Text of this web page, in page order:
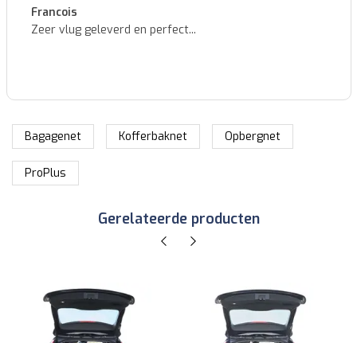
Francois
Zeer vlug geleverd en perfect...
Bagagenet Kofferbaknet Opbergnet
ProPlus
Gerelateerde producten